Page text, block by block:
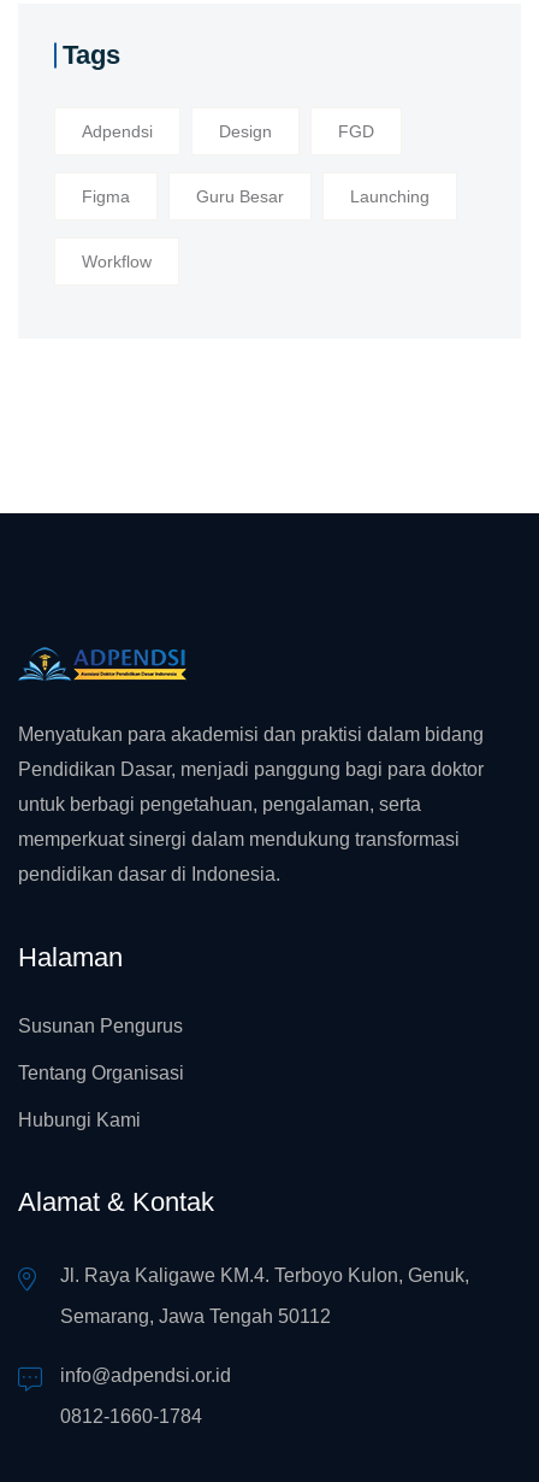
Tags
Adpendsi Design FGD
Figma Guru Besar Launching
Workflow
Menyatukan para akademisi dan praktisi dalam bidang
Pendidikan Dasar, menjadi panggung bagi para doktor
untuk berbagi pengetahuan, pengalaman, serta
memperkuat sinergi dalam mendukung transformasi
pendidikan dasar di Indonesia.
Halaman
Susunan Pengurus
Tentang Organisasi
Hubungi Kami
Alamat & Kontak
Jl. Raya Kaligawe KM.4. Terboyo Kulon, Genuk,
Semarang, Jawa Tengah 50112
info@adpendsi.or.id
0812-1660-1784